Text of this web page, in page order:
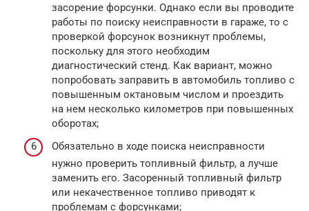
засорение форсунки. Однако если вы проводите
работы по поиску неисправности в гараже, то с
проверкой форсунок возникнут проблемы,
поскольку для этого необходим
диагностический стенд. Как вариант, можно
попробовать заправить в автомобиль топливо с
повышенным октановым числом и проездить
на нем несколько километров при повышенных
оборотах;
Обязательно в ходе поиска неисправности
нужно проверить топливный фильтр, а лучше
заменить его. Засоренный топливный фильтр
или некачественное топливо приводят к
проблемам с форсунками;